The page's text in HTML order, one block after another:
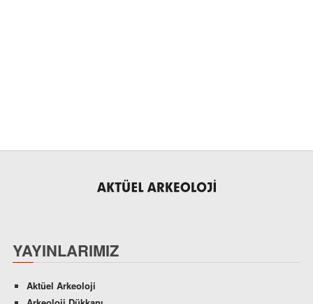
YAYINLARIMIZ
Aktüel Arkeoloji